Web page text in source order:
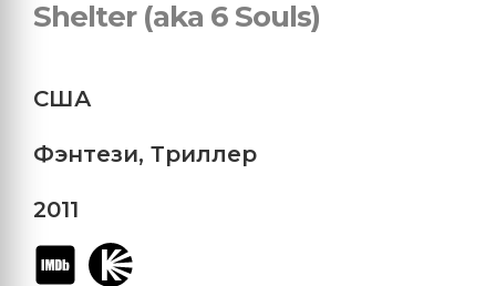
Shelter (aka 6 Souls)
США
Фэнтези, Триллер
2011